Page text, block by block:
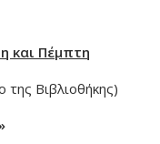
και Πέμπτη
Βιβλιοθήκης)